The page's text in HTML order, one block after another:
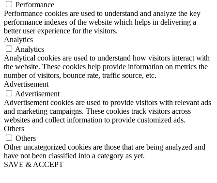
Performance
Performance cookies are used to understand and analyze the key
performance indexes of the website which helps in delivering a
better user experience for the visitors.
Analytics
Analytics
Analytical cookies are used to understand how visitors interact with
the website. These cookies help provide information on metrics the
number of visitors, bounce rate, traffic source, etc.
Advertisement
Advertisement
Advertisement cookies are used to provide visitors with relevant ads
and marketing campaigns. These cookies track visitors across
websites and collect information to provide customized ads.
Others
Others
Other uncategorized cookies are those that are being analyzed and
have not been classified into a category as yet.
SAVE & ACCEPT